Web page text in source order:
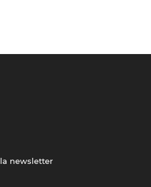
newsletter